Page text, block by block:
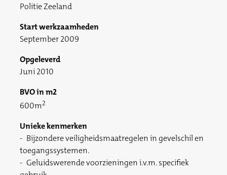
Politie Zeeland
Start werkzaamheden
September 2009
Opgeleverd
Juni 2010
BVO in m2
600m2
Unieke kenmerken
Bijzondere veiligheidsmaatregelen in gevelschil en
toegangssystemen.
Geluidswerende voorzieningen i.v.m. specifiek